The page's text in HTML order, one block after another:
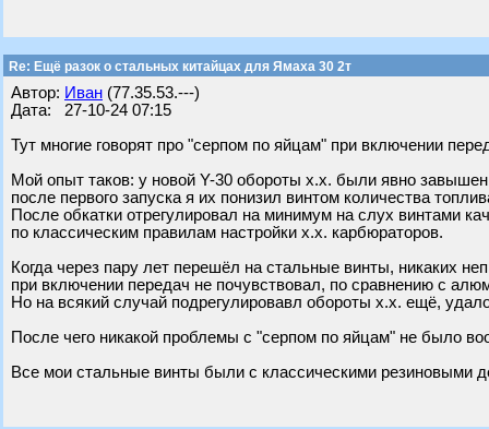
Re: Ещё разок о стальных китайцах для Ямаха 30 2т
Автор: Иван (77.35.53.---)
Дата: 27-10-24 07:15
Тут многие говорят про "серпом по яйцам" при включении
Мой опыт таков: у новой Y-30 обороты х.х. были явно
после первого запуска я их понизил винтом количества
После обкатки отрегулировал на минимум на слух винтами
по классическим правилам настройки х.х. карбюраторов.
Когда через пару лет перешёл на стальные винты, никаких
при включении передач не почувствовал, по сравнению с
Но на всякий случай подрегулировавл обороты х.х. ещё,
После чего никакой проблемы с "серпом по яйцам" не было
Все мои стальные винты были с классическими резиновыми